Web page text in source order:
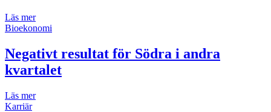
Läs mer
Bioekonomi
Negativt resultat för Södra i andra
kvartalet
Läs mer
Karriär